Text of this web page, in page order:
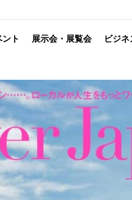
ント 展示会・展覧会 ビジネ